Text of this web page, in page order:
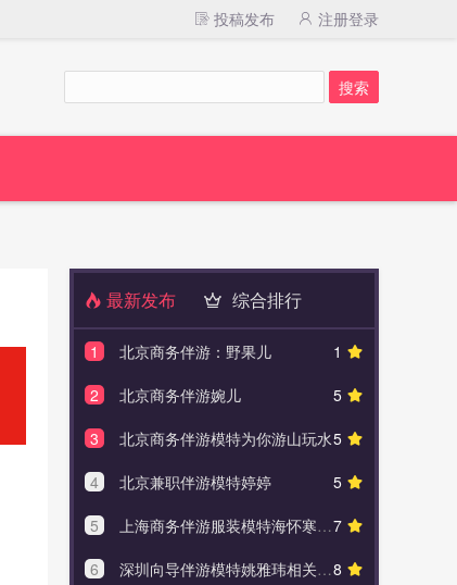
投稿发布 注册登录
最新发布 综合排行
1
1
北京商务伴游：野果儿
5
2
北京商务伴游婉儿
5
3
北京商务伴游模特为你游山玩水
5
4
北京兼职伴游模特婷婷
7
5
上海商务伴游服装模特海怀寒相关资料
8
6
深圳向导伴游模特姚雅玮相关资料介绍